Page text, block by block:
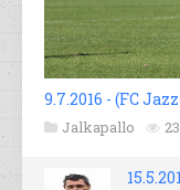
9.7.2016 - (FC
Jalkapallo